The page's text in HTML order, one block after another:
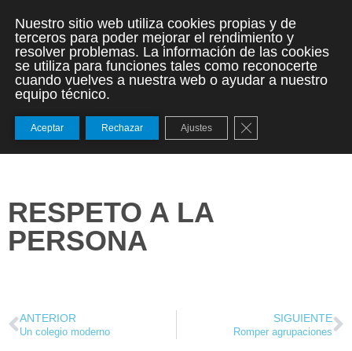
RESPETO A LA
PERSONA
ANTERIOR
Un colegio moderno
SIGUIENTE
Romper agrupaciones
Nuestro sitio web utiliza cookies propias y de
terceros para poder mejorar el rendimiento y
resolver problemas. La información de las cookies
se utiliza para funciones tales como reconocerte
cuando vuelves a nuestra web o ayudar a nuestro
equipo técnico.
Aceptar Rechazar Ajustes Cerrar el banner de